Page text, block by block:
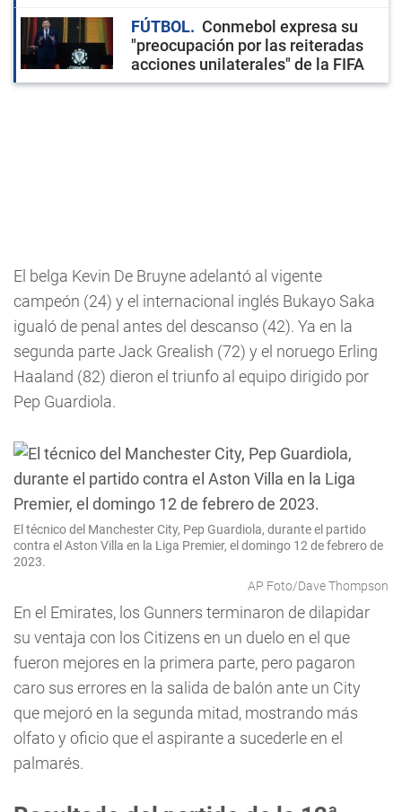
FÚTBOL
Conmebol expresa su
"preocupación por las reiteradas
acciones unilaterales" de la FIFA
El belga Kevin De Bruyne adelantó al vigente
campeón (24) y el internacional inglés Bukayo Saka
igualó de penal antes del descanso (42). Ya en la
segunda parte Jack Grealish (72) y el noruego Erling
Haaland (82) dieron el triunfo al equipo dirigido por
Pep Guardiola.
El técnico del Manchester City, Pep Guardiola, durante el partido
contra el Aston Villa en la Liga Premier, el domingo 12 de febrero de
2023.
AP Foto/Dave Thompson
En el Emirates, los Gunners terminaron de dilapidar
su ventaja con los Citizens en un duelo en el que
fueron mejores en la primera parte, pero pagaron
caro sus errores en la salida de balón ante un City
que mejoró en la segunda mitad, mostrando más
olfato y oficio que el aspirante a sucederle en el
palmarés.